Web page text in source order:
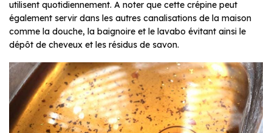
utilisent quotidiennement. A noter que cette crépine peut
également servir dans les autres canalisations de la maison
comme la douche, la baignoire et le lavabo évitant ainsi le
dépôt de cheveux et les résidus de savon.